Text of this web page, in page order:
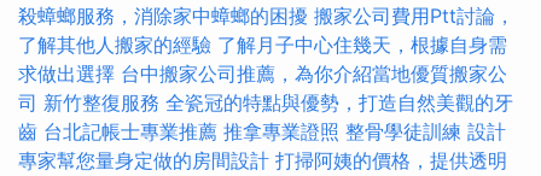
殺蟑螂服務，消除家中蟑螂的困擾 搬家公司費用Ptt討論，
了解其他人搬家的經驗 了解月子中心住幾天，根據自身需
求做出選擇 台中搬家公司推薦，為你介紹當地優質搬家公
司 新竹整復服務 全瓷冠的特點與優勢，打造自然美觀的牙
齒 台北記帳士專業推薦 推拿專業證照 整骨學徒訓練 設計
專家幫您量身定做的房間設計 打掃阿姨的價格，提供透明